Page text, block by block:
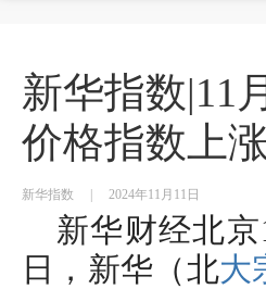
新华指数|11
价格指数上
新华指数 2024年11月11日
新华财经北
日，新华（北大